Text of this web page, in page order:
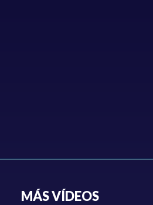
MÁS VÍDEOS